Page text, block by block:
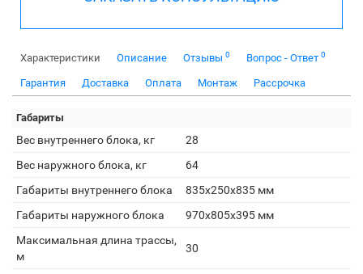
Характеристики Описание Отзывы 0 Вопрос - Ответ 0
Гарантия Доставка Оплата Монтаж Рассрочка
Габариты
Вес внутреннего блока, кг
28
Вес наружного блока, кг
64
Габариты внутреннего блока
835x250x835 мм
Габариты наружного блока
970x805x395 мм
Максимальная длина трассы,
м
30